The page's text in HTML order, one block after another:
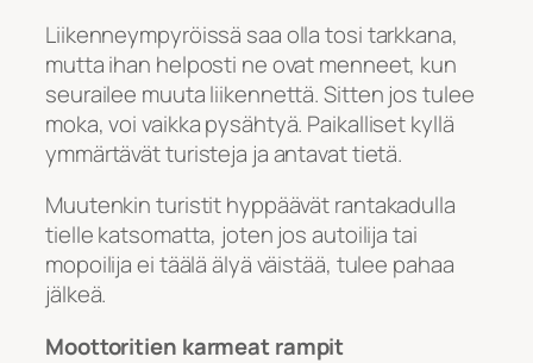
Liikenneympyröissä saa olla tosi tarkkana,
mutta ihan helposti ne ovat menneet, kun
seurailee muuta liikennettä. Sitten jos tulee
moka, voi vaikka pysähtyä. Paikalliset kyllä
ymmärtävät turisteja ja antavat tietä.
Muutenkin turistit hyppäävät rantakadulla
tielle katsomatta, joten jos autoilija tai
mopoilija ei täälä älyä väistää, tulee pahaa
jälkeä.
Moottoritien karmeat rampit